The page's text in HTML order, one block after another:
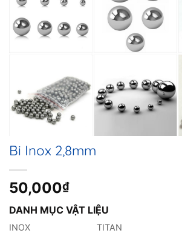
Bi Inox 2,8mm
50,000₫
DANH MỤC VẬT LIỆU
INOX TITAN